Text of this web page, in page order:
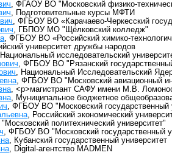
, ФГАОУ ВО "Московский физико-
, Подготовительные курсы МФТИ
, ФГБОУ ВО «Карачаево-Черкесский
, ГБПОУ МО "Щёлковский колледж"
, ФГБОУ ВО «Российский химико-
университет дружбы народов
исследовательский
, ФГБОУ ВО "Рязанский
, Национальный Исследовательский
, ФГБОУ ВО "Московский авиационный
, <p>магистрант САФУ имени М.В.
, Муниципальное бюджетное
, ФГБОУ ВО "Московский
, Российский экономический
политехнический университет"
, ФГБОУ ВО "Московский государственный
, Кубанский государственный университет
, Digital-агентство MADMEN